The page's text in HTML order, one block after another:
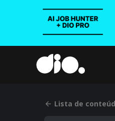
Lista de